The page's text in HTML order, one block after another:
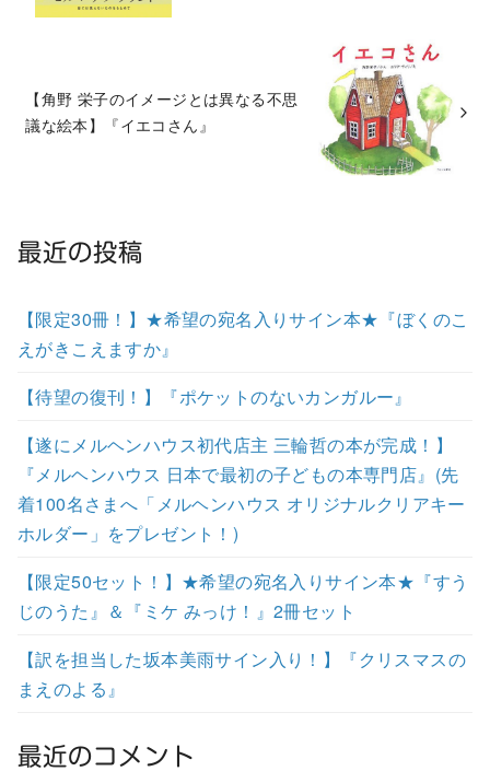
【角野 栄子のイメージとは異なる不思
議な絵本】『イエコさん』
最近の投稿
【限定30冊！】★希望の宛名入りサイン本★『ぼくのこ
えがきこえますか』
【待望の復刊！】『ポケットのないカンガルー』
【遂にメルヘンハウス初代店主 三輪哲の本が完成！】
『メルヘンハウス 日本で最初の子どもの本専門店』(先
着100名さまへ「メルヘンハウス オリジナルクリアキー
ホルダー」をプレゼント！)
【限定50セット！】★希望の宛名入りサイン本★『すう
じのうた』＆『ミケ みっけ！』2冊セット
【訳を担当した坂本美雨サイン入り！】『クリスマスの
まえのよる』
最近のコメント